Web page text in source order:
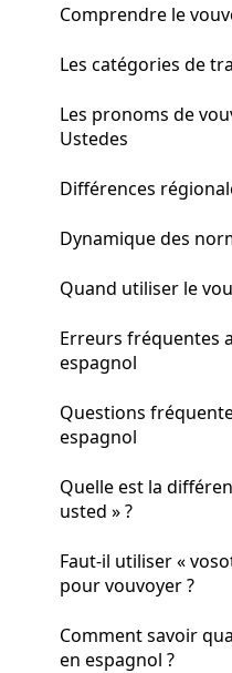
Comprendre le
Les catégories de
Les pronoms de
Ustedes
Différences
Dynamique des
Quand utiliser le
Erreurs fréquentes
espagnol
Questions
espagnol
Quelle est la
usted » ?
Faut-il utiliser «
pour vouvoyer ?
Comment savoir
en espagnol ?